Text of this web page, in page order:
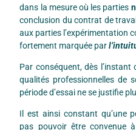
dans la mesure où les parties
conclusion du contrat de
aux parties l’expérimentation
fortement marquée par
Par conséquent, dès l’instant
qualités professionnelles de
période d’essai ne se justifie
Il est ainsi constant qu’une
pas pouvoir être convenue à